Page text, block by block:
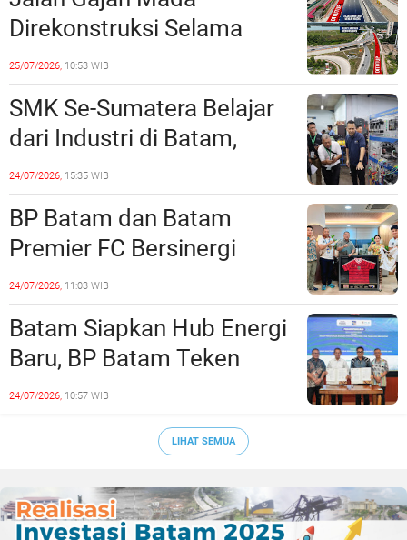
Direkonstruksi Selama
Empat Minggu, Ini Skema
Rekayasa Lalu Lintasnya
25/07/2026, 10:53 WIB
SMK Se-Sumatera Belajar
dari Industri di Batam,
Siapkan Lulusan Siap Kerja
Era Digital
24/07/2026, 15:35 WIB
BP Batam dan Batam
Premier FC Bersinergi
Cetak Generasi Emas
Sepak Bola Kepri
24/07/2026, 11:03 WIB
Batam Siapkan Hub Energi
Baru, BP Batam Teken
Kesepakatan Strategis
24/07/2026, 10:57 WIB
LIHAT SEMUA